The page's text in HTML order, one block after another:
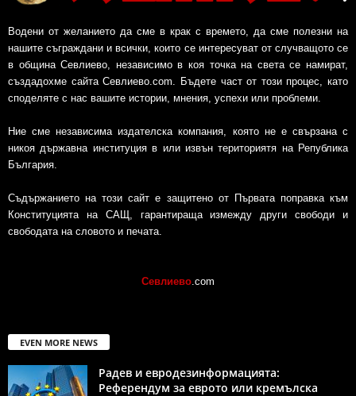
Водени от желанието да сме в крак с времето, да сме полезни на
нашите съграждани и всички, които се интересуват от случващото се
в община Севлиево, независимо в коя точка на света се намират,
създадохме сайта Севлиево.com. Бъдете част от този процес, като
споделяте с нас вашите истории, мнения, успехи или проблеми.
Ние сме независима издателска компания, която не е свързана с
никоя държавна институция в или извън териториятя на Република
България.
Съдържанието на този сайт е защитено от Първата поправка към
Конституцията на САЩ, гарантираща измежду други свободи и
свободата на словото и печата.
Севлиево .com
EVEN MORE NEWS
Радев и евродезинформацията:
Референдум за еврото или кремълска